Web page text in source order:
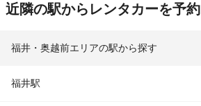
近隣の駅からレンタカーを予約
福井・奥越前エリアの駅から探す
福井駅